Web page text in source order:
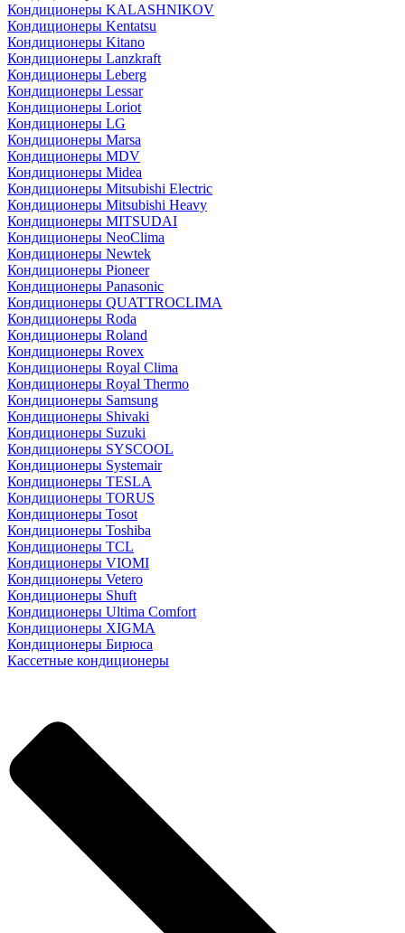
Кондиционеры KALASHNIKOV
Кондиционеры Kentatsu
Кондиционеры Kitano
Кондиционеры Lanzkraft
Кондиционеры Leberg
Кондиционеры Lessar
Кондиционеры Loriot
Кондиционеры LG
Кондиционеры Marsa
Кондиционеры MDV
Кондиционеры Midea
Кондиционеры Mitsubishi Electric
Кондиционеры Mitsubishi Heavy
Кондиционеры MITSUDAI
Кондиционеры NeoClima
Кондиционеры Newtek
Кондиционеры Pioneer
Кондиционеры Panasonic
Кондиционеры QUATTROCLIMA
Кондиционеры Roda
Кондиционеры Roland
Кондиционеры Rovex
Кондиционеры Royal Clima
Кондиционеры Royal Thermo
Кондиционеры Samsung
Кондиционеры Shivaki
Кондиционеры Suzuki
Кондиционеры SYSCOOL
Кондиционеры Systemair
Кондиционеры TESLA
Кондиционеры TORUS
Кондиционеры Tosot
Кондиционеры Toshiba
Кондиционеры TCL
Кондиционеры VIOMI
Кондиционеры Vetero
Кондиционеры Shuft
Кондиционеры Ultima Comfort
Кондиционеры XIGMA
Кондиционеры Бирюса
Кассетные кондиционеры